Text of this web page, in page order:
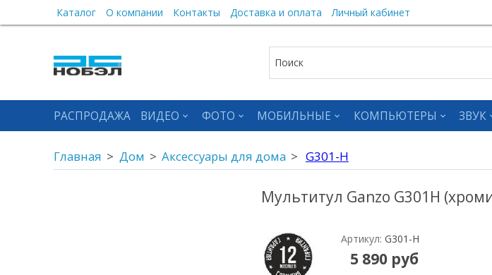
Каталог О компании Контакты Доставка и оплата Личный кабинет
РАСПРОДАЖА ВИДЕО ФОТО МОБИЛЬНЫЕ КОМПЬЮТЕРЫ ЗВУК
Главная Дом Аксессуары для дома G301-H
Мультитул Ganzo G301H
Артикул: G301-H
5 890 руб